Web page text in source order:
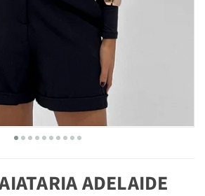
ADELAIDE